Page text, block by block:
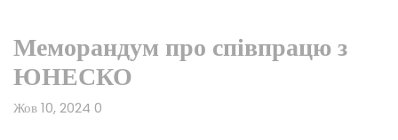
Меморандум про співпрацю з
ЮНЕСКО
Жов 10, 2024 0